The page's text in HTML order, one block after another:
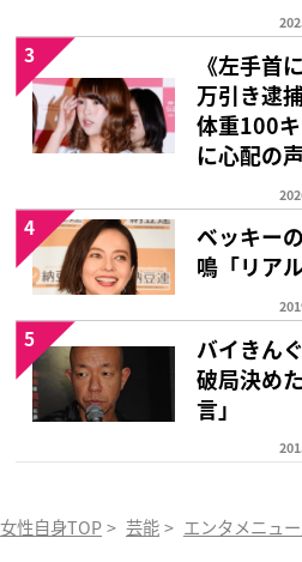
《左手首
万引き逮
体重100
に心配の声
3
ベッキー
鳴「リア
4
バイきん
破局決め
言」
5
女性自身TOP > 芸能 > エンタメニュ